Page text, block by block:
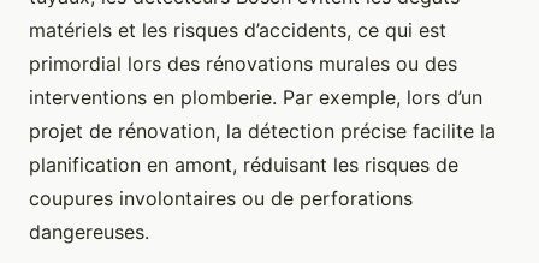
matériels et les risques d’accidents, ce qui est
primordial lors des rénovations murales ou des
interventions en plomberie. Par exemple, lors d’un
projet de rénovation, la détection précise facilite la
planification en amont, réduisant les risques de
coupures involontaires ou de perforations
dangereuses.